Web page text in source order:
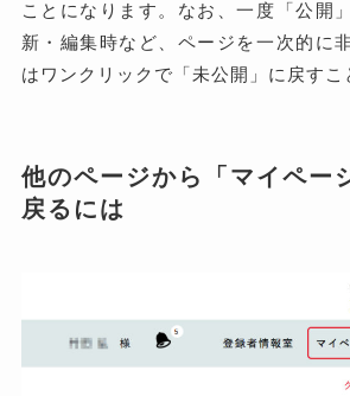
ことになります。なお、一度「公開
新・編集時など、ページを一次的に
はワンクリックで「未公開」に戻すこ
他のページから「マイペー
戻るには